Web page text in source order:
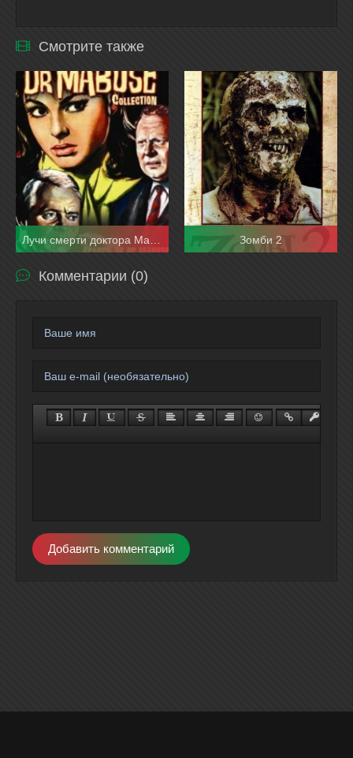
Смотрите также
Зомби 2
Комментарии (0)
Добавить комментарий